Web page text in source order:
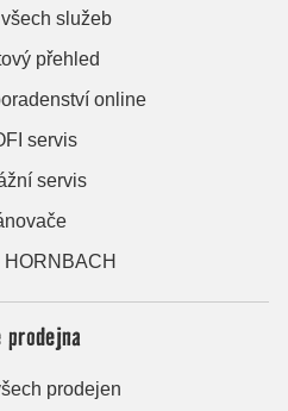
služeb
přehled
online
servis
servis
prodejna
prodejen